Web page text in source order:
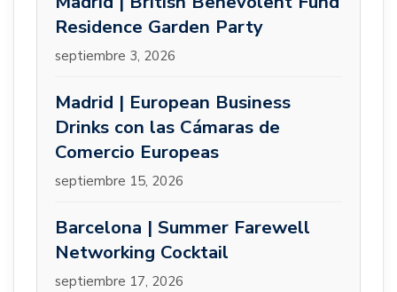
Residence Garden Party
septiembre 3, 2026
Madrid | European Business
Drinks con las Cámaras de
Comercio Europeas
septiembre 15, 2026
Barcelona | Summer Farewell
Networking Cocktail
septiembre 17, 2026